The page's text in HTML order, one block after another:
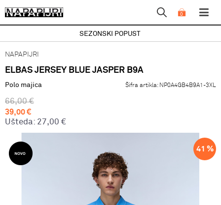
0
SEZONSKI POPUST
NAPAPIJRI
ELBAS JERSEY BLUE JASPER B9A
Polo majica Šifra artikla: NP0A4GB4B9A1-3XL
66,00 €
39,00€
Ušteda: 27,00 €
41 %